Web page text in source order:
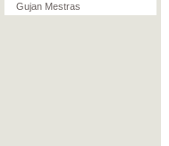
Gujan Mestras